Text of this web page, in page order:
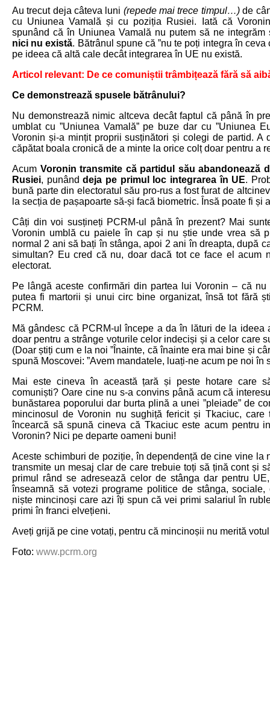
Au trecut deja câteva luni (repede mai trece timpul…)de
cu Uniunea Vamală și cu poziția Rusiei. Iată că
spunând că în Uniunea Vamală nu putem să ne
nici nu există. Bătrânul spune că ”nu te poți integra în
pe ideea că altă cale decât integrarea în UE nu există.
Articol relevant: De ce comuniștii trâmbițează fără să
Ce demonstrează spusele bătrânului?
Nu demonstrează nimic altceva decât faptul că până în
umblat cu ”Uniunea Vamală” pe buze dar cu ”Uniunea
Voronin și-a mințit proprii susținători și colegi de partid. A
căpătat boala cronică de a minte la orice colț doar pentru a
Acum Voronin transmite că partidul său abandonează
Rusiei, punânddeja pe primul loc integrarea în UE.
bună parte din electoratul său pro-rus a fost furat de
la secția de pașapoarte să-și facă biometric. Însă poate fi și
Câți din voi susțineți PCRM-ul până în prezent? Mai
Voronin umblă cu paiele în cap și nu știe unde vrea să
normal 2 ani să bați în stânga, apoi 2 ani în dreapta, după
simultan? Eu cred că nu, doar dacă tot ce face el acum
electorat.
Pe lângă aceste confirmări din partea lui Voronin – că
putea fi martorii și unui circ bine organizat, însă tot fără
PCRM.
Mă gândesc că PCRM-ul începe a da în lături de la ideea
doar pentru a strânge voturile celor indeciși și a celor care
(Doar știți cum e la noi ”Înainte, că înainte era mai bine și
spună Moscovei: ”Avem mandatele, luați-ne acum pe noi în
Mai este cineva în această țară și peste hotare care
comuniști? Oare cine nu s-a convins până acum că
bunăstarea poporului dar burta plină a unei ”pleiade” de
mincinosul de Voronin nu sughiță fericit și Tkaciuc,
încearcă să spună cineva că Tkaciuc este acum pentru
Voronin? Nici pe departe oameni buni!
Aceste schimburi de poziție, în dependență de cine vine la
transmite un mesaj clar de care trebuie toți să țină cont și
primul rând se adresează celor de stânga dar pentru
înseamnă să votezi programe politice de stânga,
niște mincinoși care azi îți spun că vei primi salariul în
primi în franci elvețieni.
Aveți grijă pe cine votați, pentru că mincinoșii nu merită
Foto: www.pcrm.org